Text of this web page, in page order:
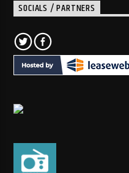
SOCIALS / PARTNERS